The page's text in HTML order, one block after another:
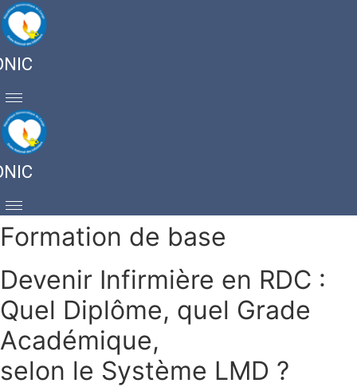
Formation de base
Devenir Infirmière en RDC :
Quel Diplôme, quel Grade
Académique,
selon le Système LMD ?